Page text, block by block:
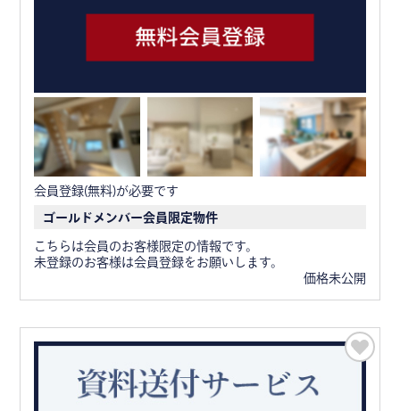
会員登録(無料)が必要です
ゴールドメンバー会員限定物件
こちらは会員のお客様限定の情報です。
未登録のお客様は会員登録をお願いします。
価格未公開